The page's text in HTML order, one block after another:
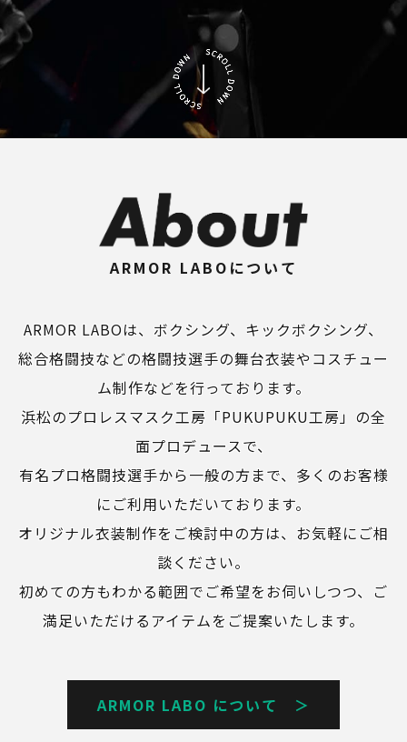
ARMOR LABOについて
ARMOR LABOは、ボクシング、キックボクシング、
総合格闘技などの格闘技選手の舞台衣装やコスチュー
ム制作などを行っております。
浜松のプロレスマスク工房「PUKUPUKU工房」の全
面プロデュースで、
有名プロ格闘技選手から一般の方まで、多くのお客様
にご利用いただいております。
オリジナル衣装制作をご検討中の方は、お気軽にご相
談ください。
初めての方もわかる範囲でご希望をお伺いしつつ、ご
満足いただけるアイテムをご提案いたします。
ARMOR LABO について ＞